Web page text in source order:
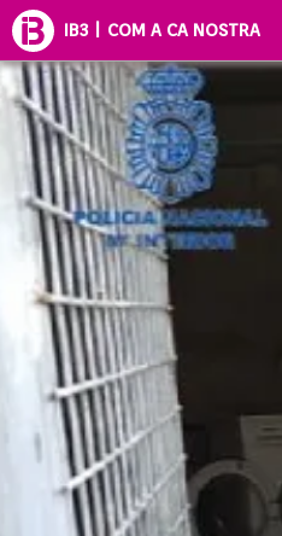
IB3 | COM A CA NOSTRA